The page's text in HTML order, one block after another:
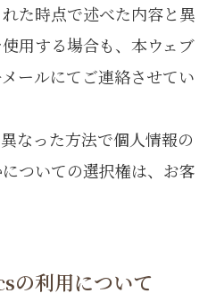
た時点で述べた内容と異
用する場合も、本ウェブ
ールにてご連絡させてい
なった方法で個人情報の
ついての選択権は、お客
利用について